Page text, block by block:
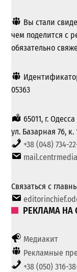
Вы стали
чем поделится с
обязательно
05363
65011, г. Одесса
ул. Базарная 76, к.
+38 (048) 734-
Связаться с
РЕКЛАМА НА
Медиакит
Рекламные
+38 (050) 316-